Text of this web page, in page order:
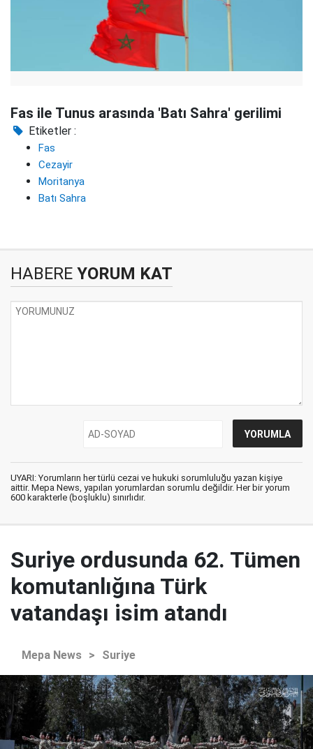
Fas ile Tunus arasında 'Batı Sahra' gerilimi
Etiketler :
Fas
Cezayir
Moritanya
Batı Sahra
HABERE YORUM KAT
UYARI: Yorumların her türlü cezai ve hukuki sorumluluğu yazan kişiye
aittir. Mepa News, yapılan yorumlardan sorumlu değildir. Her bir yorum
600 karakterle (boşluklu) sınırlıdır.
Suriye ordusunda 62. Tümen
komutanlığına Türk
vatandaşı isim atandı
Mepa News > Suriye